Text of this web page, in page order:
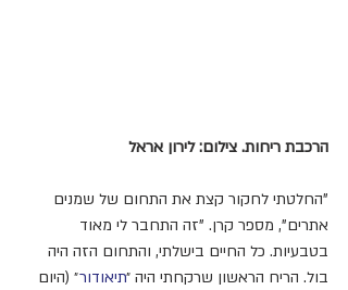
הרכבת ריחות. צילום: לירון אראל
"החלטתי לחקור קצת את התחום של שמנים
אתרים", מספר קרן. "זה התחבר לי מאוד
בטבעיות. כל החיים בישלתי, והתחום הזה היה
בול. הריח הראשון שרקחתי היה ״תיאודור״ (היום